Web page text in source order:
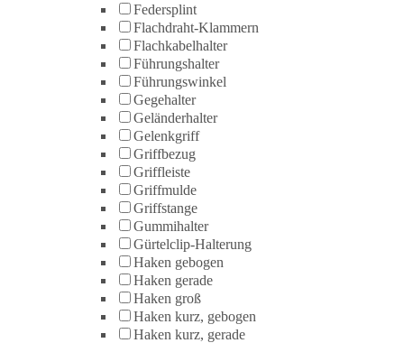
Federsplint
Flachdraht-Klammern
Flachkabelhalter
Führungshalter
Führungswinkel
Gegehalter
Geländerhalter
Gelenkgriff
Griffbezug
Griffleiste
Griffmulde
Griffstange
Gummihalter
Gürtelclip-Halterung
Haken gebogen
Haken gerade
Haken groß
Haken kurz, gebogen
Haken kurz, gerade